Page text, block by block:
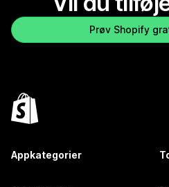
Prøv Shopify
Appkategorier